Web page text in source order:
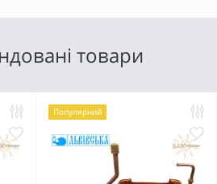
товари
Популярний